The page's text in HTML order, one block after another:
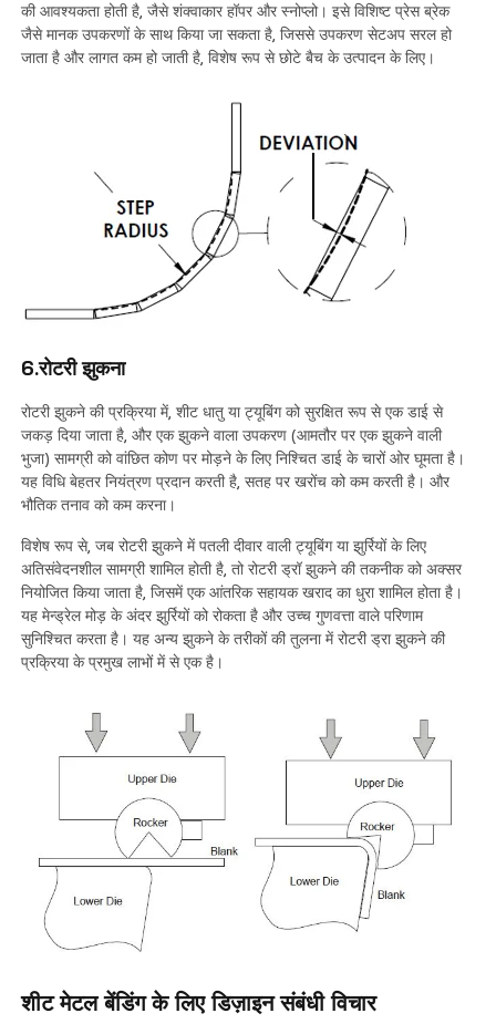
की आवश्यकता होती है, जैसे शंक्वाकार हॉपर और स्नोप्लो। इसे विशिष्ट प्रेस ब्रेक
जैसे मानक उपकरणों के साथ किया जा सकता है, जिससे उपकरण सेटअप सरल हो
जाता है और लागत कम हो जाती है, विशेष रूप से छोटे बैच के उत्पादन के लिए।
6.रोटरी झुकना
रोटरी झुकने की प्रक्रिया में, शीट धातु या ट्यूबिंग को सुरक्षित रूप से एक डाई से
जकड़ दिया जाता है, और एक झुकने वाला उपकरण (आमतौर पर एक झुकने वाली
भुजा) सामग्री को वांछित कोण पर मोड़ने के लिए निश्चित डाई के चारों ओर घूमता है।
यह विधि बेहतर नियंत्रण प्रदान करती है, सतह पर खरोंच को कम करती है। और
भौतिक तनाव को कम करना।
विशेष रूप से, जब रोटरी झुकने में पतली दीवार वाली ट्यूबिंग या झुर्रियों के लिए
अतिसंवेदनशील सामग्री शामिल होती है, तो रोटरी ड्रॉ झुकने की तकनीक को अक्सर
नियोजित किया जाता है, जिसमें एक आंतरिक सहायक खराद का धुरा शामिल होता है।
यह मेन्ड्रेल मोड़ के अंदर झुर्रियों को रोकता है और उच्च गुणवत्ता वाले परिणाम
सुनिश्चित करता है। यह अन्य झुकने के तरीकों की तुलना में रोटरी ड्रा झुकने की
प्रक्रिया के प्रमुख लाभों में से एक है।
शीट मेटल बेंडिंग के लिए डिज़ाइन संबंधी विचार